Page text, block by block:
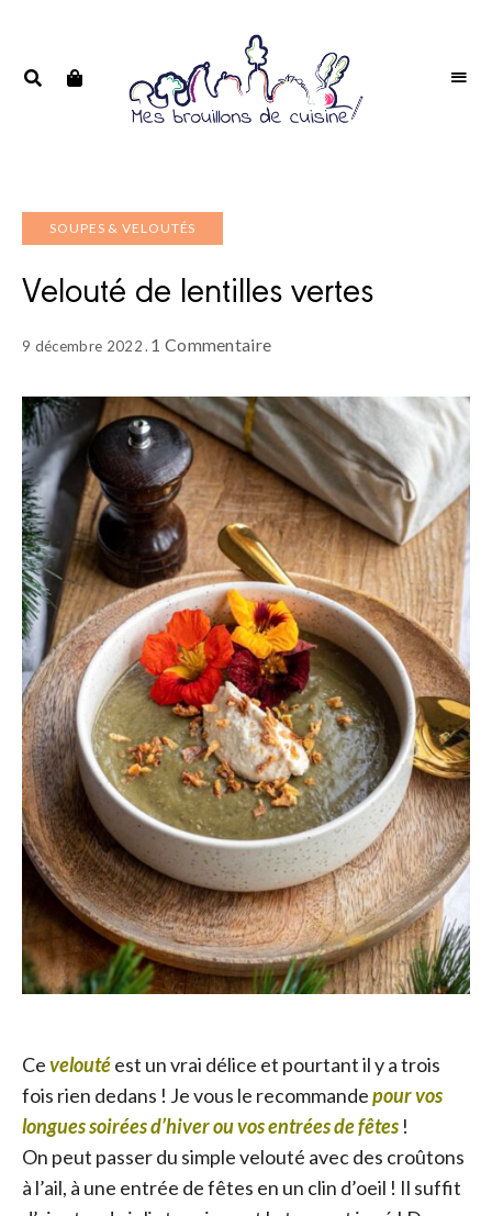
SOUPES & VELOUTÉS
Velouté de lentilles vertes
9 décembre 2022 1 Commentaire
Ceveloutéest un vrai délice et pourtant il y a trois
fois rien dedans ! Je vous le recommandepour vos
longues soirées d’hiver ou vos entrées de fêtes !
On peut passer du simple velouté avec des croûtons
à l’ail, à une entrée de fêtes en un clin d’oeil ! Il suffit